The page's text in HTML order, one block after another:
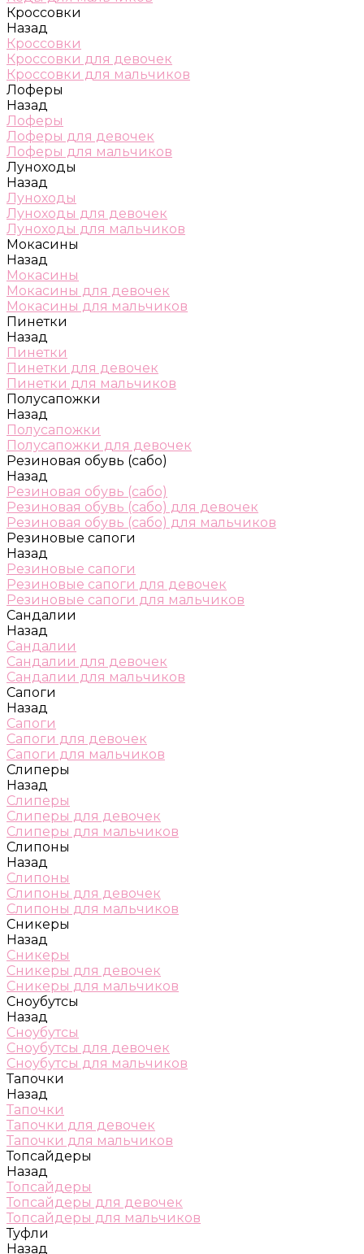
Кроссовки
Назад
Кроссовки
Кроссовки для девочек
Кроссовки для мальчиков
Лоферы
Назад
Лоферы
Лоферы для девочек
Лоферы для мальчиков
Луноходы
Назад
Луноходы
Луноходы для девочек
Луноходы для мальчиков
Мокасины
Назад
Мокасины
Мокасины для девочек
Мокасины для мальчиков
Пинетки
Назад
Пинетки
Пинетки для девочек
Пинетки для мальчиков
Полусапожки
Назад
Полусапожки
Полусапожки для девочек
Резиновая обувь (сабо)
Назад
Резиновая обувь (сабо)
Резиновая обувь (сабо) для девочек
Резиновая обувь (сабо) для мальчиков
Резиновые сапоги
Назад
Резиновые сапоги
Резиновые сапоги для девочек
Резиновые сапоги для мальчиков
Сандалии
Назад
Сандалии
Сандалии для девочек
Сандалии для мальчиков
Сапоги
Назад
Сапоги
Сапоги для девочек
Сапоги для мальчиков
Слиперы
Назад
Слиперы
Слиперы для девочек
Слиперы для мальчиков
Слипоны
Назад
Слипоны
Слипоны для девочек
Слипоны для мальчиков
Сникеры
Назад
Сникеры
Сникеры для девочек
Сникеры для мальчиков
Сноубутсы
Назад
Сноубутсы
Сноубутсы для девочек
Сноубутсы для мальчиков
Тапочки
Назад
Тапочки
Тапочки для девочек
Тапочки для мальчиков
Топсайдеры
Назад
Топсайдеры
Топсайдеры для девочек
Топсайдеры для мальчиков
Туфли
Назад